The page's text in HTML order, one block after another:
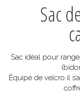
Sac
Sac idéal pour
Équipé de velcro il